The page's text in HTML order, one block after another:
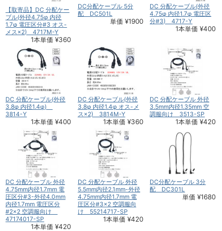
【取寄品】DC 分配ケー
ブル(外径4.75φ 内径
1.7φ 電圧区分#3 オス-
メス×2) 4717M-Y
1本単価 ¥360
DC分配ケーブル 5分
配 DC501L
単価 ¥1900
DC 分配ケーブル(外径
4.75φ 内径1.7φ 電圧区
分#3) 4717-Y
1本単価 ¥400
DC 分配ケーブル(外径
3.8φ 内径1.4φ)
3814-Y
1本単価 ¥400
DC 分配ケーブル(外径
3.8φ 内径1.4φ オス-メ
ス×2) 3814M-Y
1本単価 ¥360
DC 分配ケーブル 外径
3.5mm内径1.35mm 空
調服向け 3513-SP
1本単価 ¥420
DC 分配ケーブル 外径
4.75mm内径1.7mm 電
圧区分#3-外径4.0mm
内径1.7mm 電圧区分
#2×2 空調服向け
47174017-SP
1本単価 ¥420
DC 分配ケーブル 外径
5.5mm内径2.1mm-外径
4.75mm内径1.7mm 電
圧区分#3×2 空調服向
け 55214717-SP
1本単価 ¥420
DC分配ケーブル 3分
配 DC301L
単価 ¥1680